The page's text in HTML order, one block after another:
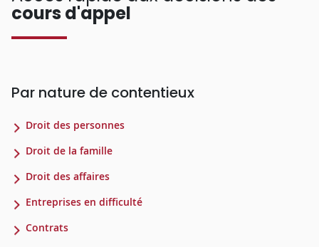
cours d'appel
Par nature de contentieux
Droit des personnes
Droit de la famille
Droit des affaires
Entreprises en difficulté
Contrats